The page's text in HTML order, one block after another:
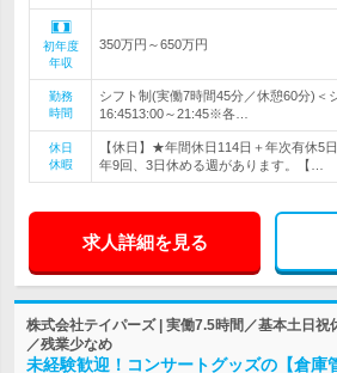
初年度
年収
350万円～650万円
勤務
時間
シフト制(実働7時間45分／休憩60分)＜
16:4513:00～21:45※各…
休日
休暇
【休日】★年間休日114日＋年次有休5
年9回、3日休める週があります。【…
求人詳細を見る
株式会社テイパーズ | 実働7.5時間／基本土日
／残業少なめ
未経験歓迎！コンサートグッズの【倉